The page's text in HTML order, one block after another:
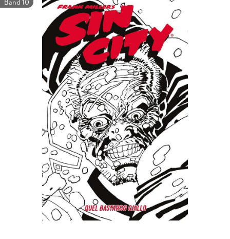
Band 10